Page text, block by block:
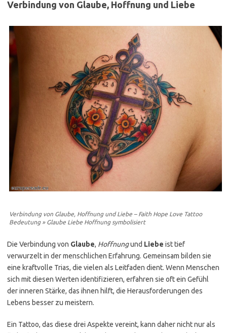
Verbindung von Glaube, Hoffnung und Liebe
Verbindung von Glaube, Hoffnung und Liebe – Faith Hope Love Tattoo
Bedeutung » Glaube Liebe Hoffnung symbolisiert
Die Verbindung von Glaube, Hoffnungund Liebe ist tief
verwurzelt in der menschlichen Erfahrung. Gemeinsam bilden sie
eine kraftvolle Trias, die vielen als Leitfaden dient. Wenn Menschen
sich mit diesen Werten identifizieren, erfahren sie oft ein Gefühl
der inneren Stärke, das ihnen hilft, die Herausforderungen des
Lebens besser zu meistern.
Ein Tattoo, das diese drei Aspekte vereint, kann daher nicht nur als